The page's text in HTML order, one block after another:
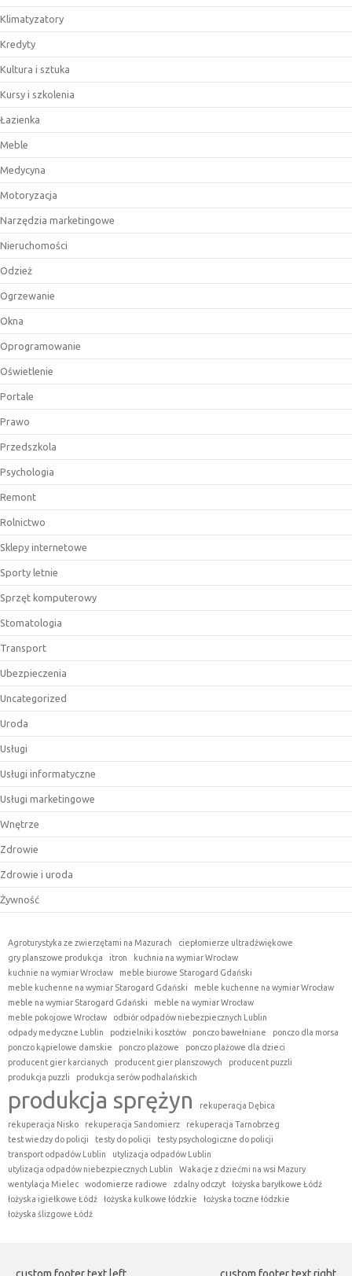
Klimatyzatory
Kredyty
Kultura i sztuka
Kursy i szkolenia
Łazienka
Meble
Medycyna
Motoryzacja
Narzędzia marketingowe
Nieruchomości
Odzież
Ogrzewanie
Okna
Oprogramowanie
Oświetlenie
Portale
Prawo
Przedszkola
Psychologia
Remont
Rolnictwo
Sklepy internetowe
Sporty letnie
Sprzęt komputerowy
Stomatologia
Transport
Ubezpieczenia
Uncategorized
Uroda
Usługi
Usługi informatyczne
Usługi marketingowe
Wnętrze
Zdrowie
Zdrowie i uroda
Żywność
Agroturystyka ze zwierzętami na Mazurach
ciepłomierze ultradźwiękowe
gry planszowe produkcja
itron
kuchnia na wymiar Wrocław
kuchnie na wymiar Wrocław
meble biurowe Starogard Gdański
meble kuchenne na wymiar Starogard Gdański
meble kuchenne na wymiar Wrocław
meble na wymiar Starogard Gdański
meble na wymiar Wrocław
meble pokojowe Wrocław
odbiór odpadów niebezpiecznych Lublin
odpady medyczne Lublin
podzielniki kosztów ponczo bawełniane
ponczo dla morsa
ponczo kąpielowe damskie
ponczo plażowe
ponczo plażowe dla dzieci
producent gier karcianych
producent gier planszowych
producent puzzli
produkcja puzzli
produkcja serów podhalańskich
produkcja sprężyn
rekuperacja Dębica
rekuperacja Nisko
rekuperacja Sandomierz
rekuperacja Tarnobrzeg
test wiedzy do policji
testy do policji
testy psychologiczne do policji
transport odpadów Lublin
utylizacja odpadów Lublin
utylizacja odpadów niebezpiecznych Lublin
Wakacje z dziećmi na wsi Mazury
wentylacja Mielec
wodomierze radiowe zdalny odczyt
łożyska baryłkowe Łódź
łożyska igiełkowe Łódź
łożyska kulkowe łódzkie
łożyska toczne łódzkie
łożyska ślizgowe Łódź